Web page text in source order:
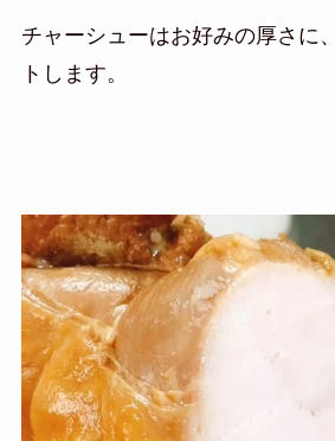
チャーシューはお好みの厚さに
トします。